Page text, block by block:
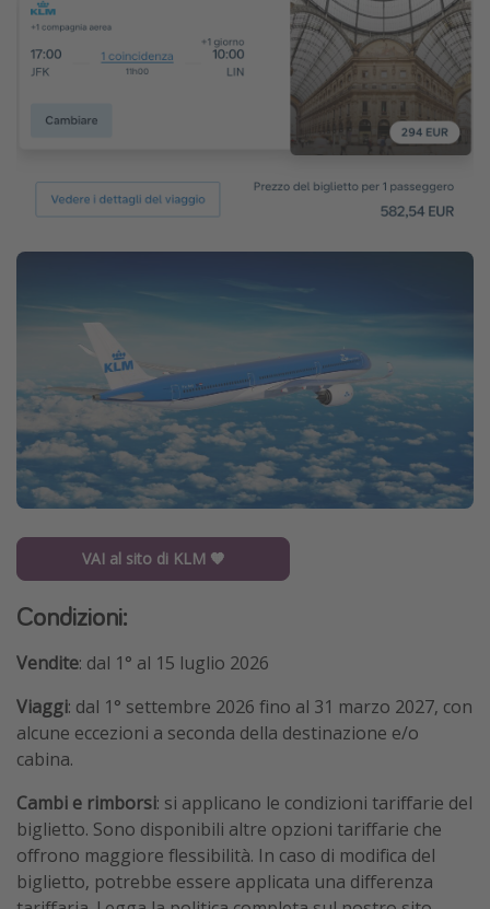
VAI al sito di KLM 🧡
Condizioni:
Vendite: dal 1° al 15 luglio 2026
Viaggi: dal 1° settembre 2026 fino al 31 marzo 2027, con
alcune eccezioni a seconda della destinazione e/o
cabina.
Cambi e rimborsi: si applicano le condizioni tariffarie del
biglietto. Sono disponibili altre opzioni tariffarie che
offrono maggiore flessibilità. In caso di modifica del
biglietto, potrebbe essere applicata una differenza